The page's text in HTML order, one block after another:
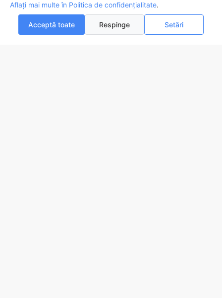
Aflați mai multe în Politica de confidențialitate.
Acceptă toate Respinge Setări
ADAUGĂ ÎN COŞ
0 0
FILTREAZA